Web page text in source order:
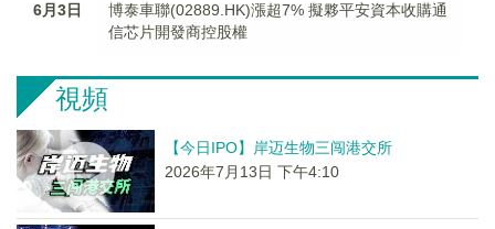
6月3日
博泰車聯(02889.HK)漲超7% 擬夥平安資本收購通
信芯片開發商控股權
視頻
【今日IPO】岸迈生物三闯港交所
2026年7月13日 下午4:10